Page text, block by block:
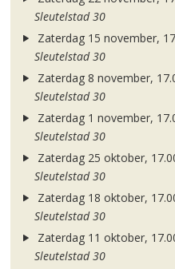
Sleutelstad 30
Zaterdag 15 november,
Sleutelstad 30
Zaterdag 8 november,
Sleutelstad 30
Zaterdag 1 november,
Sleutelstad 30
Zaterdag 25 oktober,
Sleutelstad 30
Zaterdag 18 oktober,
Sleutelstad 30
Zaterdag 11 oktober,
Sleutelstad 30